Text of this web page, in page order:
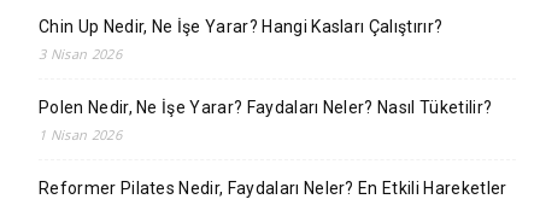
Chin Up Nedir, Ne İşe Yarar? Hangi Kasları Çalıştırır?
3 Nisan 2026
Polen Nedir, Ne İşe Yarar? Faydaları Neler? Nasıl Tüketilir?
1 Nisan 2026
Reformer Pilates Nedir, Faydaları Neler? En Etkili Hareketler